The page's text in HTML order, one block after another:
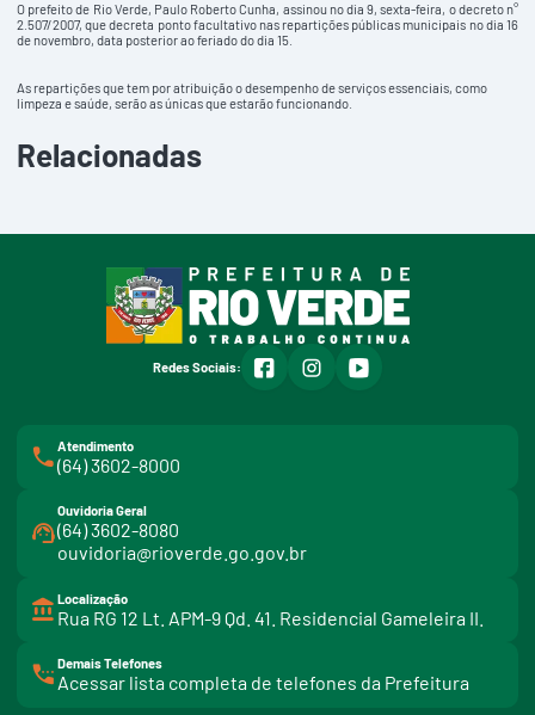
O prefeito de Rio Verde, Paulo Roberto Cunha, assinou no dia 9, sexta-feira, o decreto n°
2.507/2007, que decreta ponto facultativo nas repartições públicas municipais no dia 16
de novembro, data posterior ao feriado do dia 15.
As repartições que tem por atribuição o desempenho de serviços essenciais, como
limpeza e saúde, serão as únicas que estarão funcionando.
Relacionadas
Redes Sociais: facebookinstagramyoutube
Atendimento
(64) 3602-8000
Ouvidoria Geral
(64) 3602-8080
ouvidoria@rioverde.go.gov.br
Localização
Rua RG 12 Lt. APM-9 Qd. 41. Residencial Gameleira II.
Demais Telefones
Acessar lista completa de telefones da Prefeitura
i